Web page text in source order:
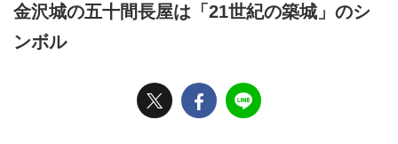
金沢城の五十間長屋は「21世紀の築城」のシ
ンボル